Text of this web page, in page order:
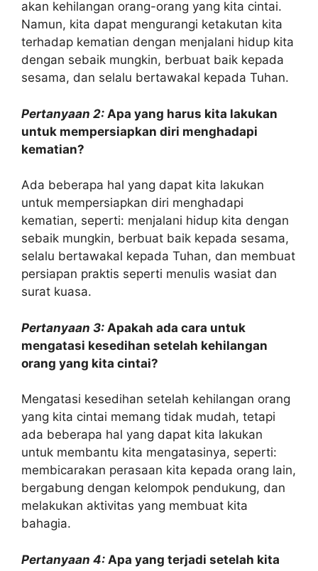
akan kehilangan orang-orang yang kita cintai.
Namun, kita dapat mengurangi ketakutan kita
terhadap kematian dengan menjalani hidup kita
dengan sebaik mungkin, berbuat baik kepada
sesama, dan selalu bertawakal kepada Tuhan.
Pertanyaan 2: Apa yang harus kita lakukan
untuk mempersiapkan diri menghadapi
kematian?
Ada beberapa hal yang dapat kita lakukan
untuk mempersiapkan diri menghadapi
kematian, seperti: menjalani hidup kita dengan
sebaik mungkin, berbuat baik kepada sesama,
selalu bertawakal kepada Tuhan, dan membuat
persiapan praktis seperti menulis wasiat dan
surat kuasa.
Pertanyaan 3: Apakah ada cara untuk
mengatasi kesedihan setelah kehilangan
orang yang kita cintai?
Mengatasi kesedihan setelah kehilangan orang
yang kita cintai memang tidak mudah, tetapi
ada beberapa hal yang dapat kita lakukan
untuk membantu kita mengatasinya, seperti:
membicarakan perasaan kita kepada orang lain,
bergabung dengan kelompok pendukung, dan
melakukan aktivitas yang membuat kita
bahagia.
Pertanyaan 4: Apa yang terjadi setelah kita